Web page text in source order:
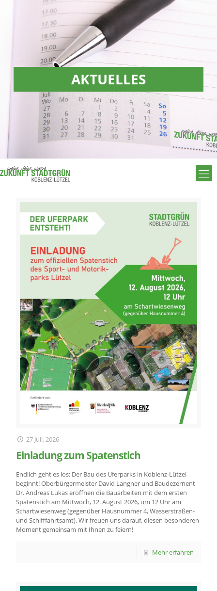
AKTUELLES
27 Juli, 2026
Einladung zum Spatenstich
Endlich geht es los: Der Bau des Uferparks in Koblenz-Lützel
beginnt! Oberbürgermeister David Langner und Baudezernent
Dr. Andreas Lukas eröffnen die Bauarbeiten mit dem ersten
Spatenstich am Mittwoch, 12. August 2026, um 12 Uhr am
Schartwiesenweg (gegenüber Hausnummer 4, Wasserstraßen-
und Schifffahrtsamt). Wir freuen uns darauf, diesen besonderen
Moment gemeinsam mit Ihnen zu feiern!
Mehr erfahren